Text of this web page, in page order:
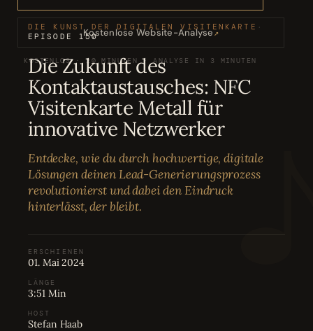
02 Bücher
Podcasts
Bewertungen
05 Karriere
06 Partnerprogramm
Kostenlose Website-Analyse↗
KOSTENLOS · 20 MINUTEN · ANALYSE IN 3 MINUTEN
DIE KUNST DER DIGITALEN VISITENKARTE ·
EPISODE 150
Die Zukunft des
Kontaktaustausches: NFC
Visitenkarte Metall für
innovative Netzwerker
Entdecke, wie du durch hochwertige, digitale
Lösungen deinen Lead-Generierungsprozess
revolutionierst und dabei den Eindruck
hinterlässt, der bleibt.
ERSCHIENEN
01. Mai 2024
LÄNGE
3:51 Min
HOST
Stefan Haab